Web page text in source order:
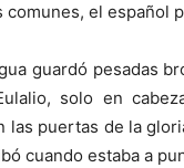
el español
guardó pesadas
solo en
las puertas de la
cuando estaba a